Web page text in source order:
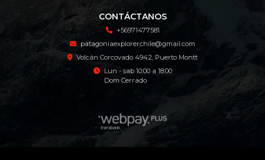
CONTÁCTANOS
+56971477581
patagoniaexplorerchile@gmail.com
Volcán Corcovado 4942, Puerto Montt
Lun - sab 10:00 a 18:00
Dom Cerrado